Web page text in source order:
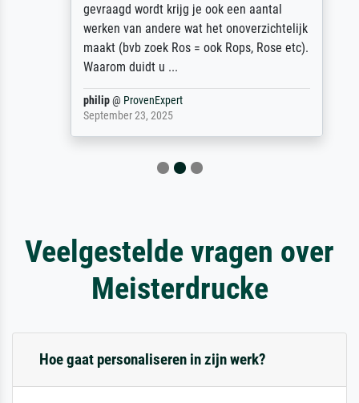
gevraagd wordt krijg je ook een aantal
werken van andere wat het onoverzichtelijk
maakt (bvb zoek Ros = ook Rops, Rose etc).
Waarom duidt u ...
philip@ProvenExpert
September 23, 2025
Veelgestelde vragen over
Meisterdrucke
Hoe gaat personaliseren in zijn werk?